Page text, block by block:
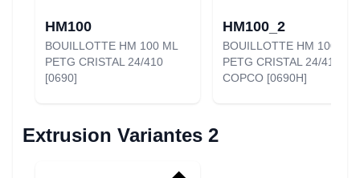
HM100
BOUILLOTTE HM 100 ML
PETG CRISTAL 24/410
[0690]
HM100_2
BOUILLOTTE HM 100 ML
PETG CRISTAL 24/410
COPCO [0690H]
Extrusion Variantes 2